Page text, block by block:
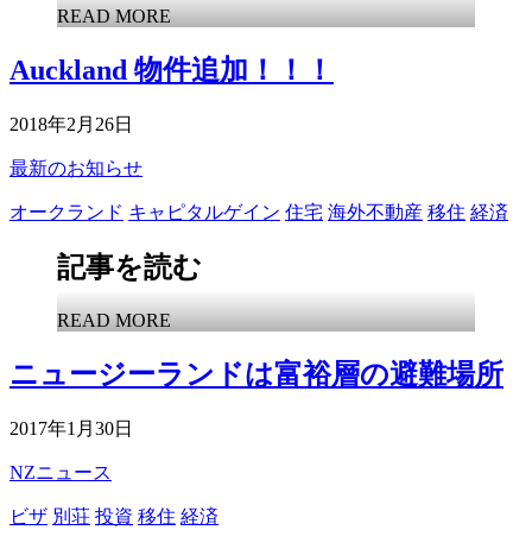
READ MORE
Auckland 物件追加！！！
2018年2月26日
最新のお知らせ
オークランド キャピタルゲイン 住宅 海外不動産 移住 経済
記事を読む
READ MORE
ニュージーランドは富裕層の避難場所
2017年1月30日
NZニュース
ビザ 別荘 投資 移住 経済